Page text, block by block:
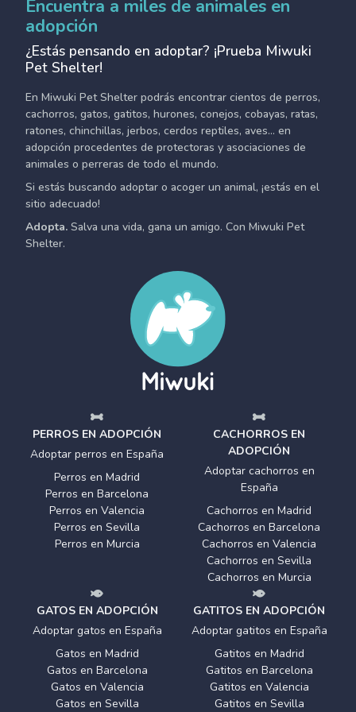
Encuentra a miles de animales en
adopción
¿Estás pensando en adoptar? ¡Prueba Miwuki
Pet Shelter!
En Miwuki Pet Shelter podrás encontrar cientos de perros,
cachorros, gatos, gatitos, hurones, conejos, cobayas, ratas,
ratones, chinchillas, jerbos, cerdos reptiles, aves... en
adopción procedentes de protectoras y asociaciones de
animales o perreras de todo el mundo.
Si estás buscando adoptar o acoger un animal, ¡estás en el
sitio adecuado!
Adopta. Salva una vida, gana un amigo. Con Miwuki Pet
Shelter.
PERROS EN ADOPCIÓN
Adoptar perros en España
Perros en Madrid
Perros en Barcelona
Perros en Valencia
Perros en Sevilla
Perros en Murcia
CACHORROS EN
ADOPCIÓN
Adoptar cachorros en
España
Cachorros en Madrid
Cachorros en Barcelona
Cachorros en Valencia
Cachorros en Sevilla
Cachorros en Murcia
GATOS EN ADOPCIÓN
Adoptar gatos en España
Gatos en Madrid
Gatos en Barcelona
Gatos en Valencia
Gatos en Sevilla
GATITOS EN ADOPCIÓN
Adoptar gatitos en España
Gatitos en Madrid
Gatitos en Barcelona
Gatitos en Valencia
Gatitos en Sevilla